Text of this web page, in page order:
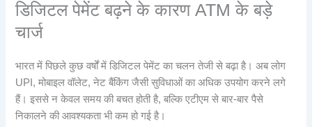
डिजिटल पेमेंट बढ़ने के कारण ATM के बड़े
चार्ज
भारत में पिछले कुछ वर्षों में डिजिटल पेमेंट का चलन तेजी से बढ़ा है। अब लोग
UPI, मोबाइल वॉलेट, नेट बैंकिंग जैसी सुविधाओं का अधिक उपयोग करने लगे
हैं। इससे न केवल समय की बचत होती है, बल्कि एटीएम से बार-बार पैसे
निकालने की आवश्यकता भी कम हो गई है।